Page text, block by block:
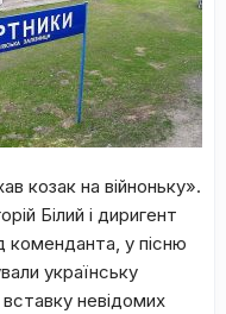
козак на війноньку».
Білий і диригент
коменданта, у пісню
українську
вставку невідомих